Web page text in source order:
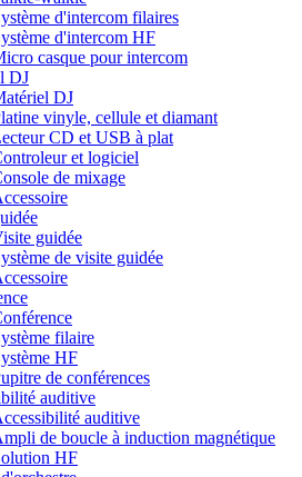
d'intercom filaires
d'intercom HF
casque pour intercom
DJ
DJ
vinyle, cellule et diamant
CD et USB à plat
et logiciel
de mixage
guidée
de visite guidée
filaire
HF
de conférences
auditive
auditive
de boucle à induction magnétique
HF